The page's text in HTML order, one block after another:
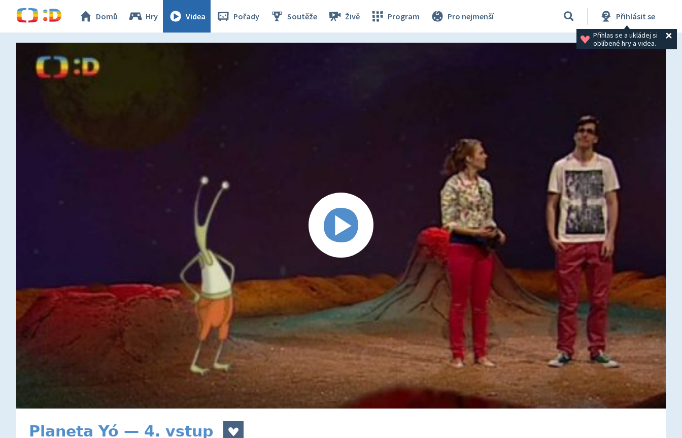
Domů Hry Videa Pořady Soutěže Živě Program Pro nejmenší Přihlásit se
Přihlas se a ukládej si
oblíbené hry a videa.
Planeta Yó — 4. vstup